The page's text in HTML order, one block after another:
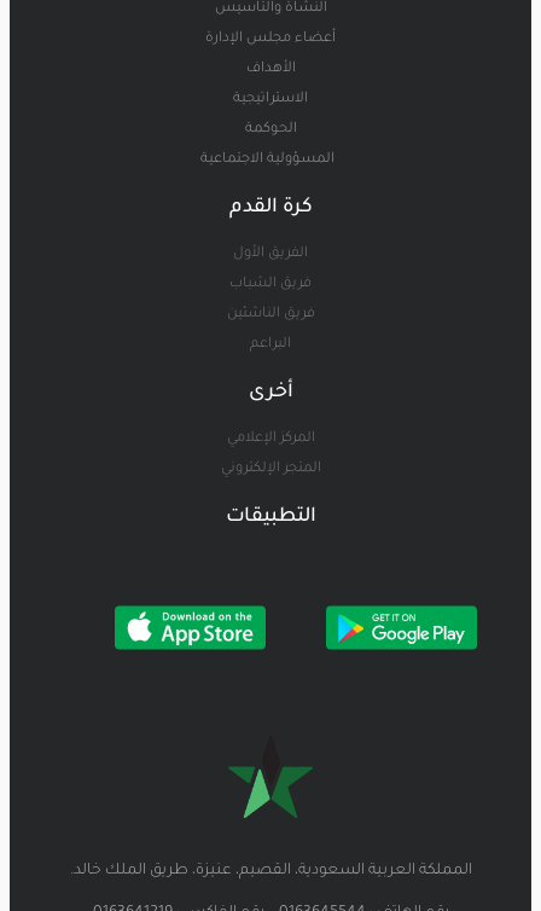
النشأة والتأسيس
أعضاء مجلس الإدارة
الأهداف
الاستراتيجية
الحوكمة
المسؤولية الاجتماعية
كرة القدم
الفريق الأول
فريق الشباب
فريق الناشئين
البراعم
أخرى
المركز الإعلامي
المتجر الإلكتروني
التطبيقات
المملكة العربية السعودية، القصيم، عنيزة، طريق الملك خالد.